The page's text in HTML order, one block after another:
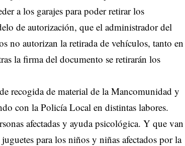
a los garajes para poder retirar los
de autorización, que el administrador del
no autorizan la retirada de vehículos, tanto en
la firma del documento se retirarán los
recogida de material de la Mancomunidad y
con la Policía Local en distintas labores.
afectadas y ayuda psicológica. Y que van
para los niños y niñas afectados por la